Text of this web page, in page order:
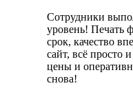
Сотрудники
уровень! Печать
срок, качество
сайт, всё просто
цены и
снова!